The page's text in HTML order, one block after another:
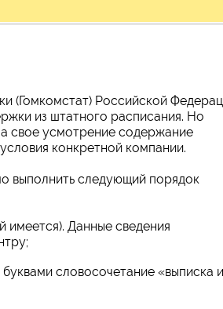
(Гомкомстат) Российской
из штатного расписания. Но
свое усмотрение содержание
конкретной компании.
выполнить следующий порядок
имеется). Данные сведения
словосочетание «выписка